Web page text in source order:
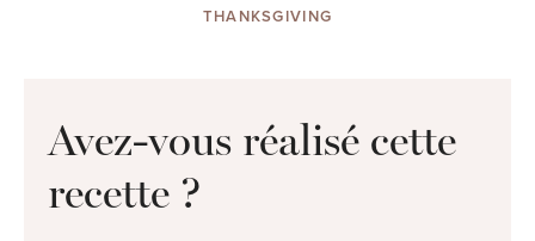
THANKSGIVING
Avez-vous réalisé cette
recette ?